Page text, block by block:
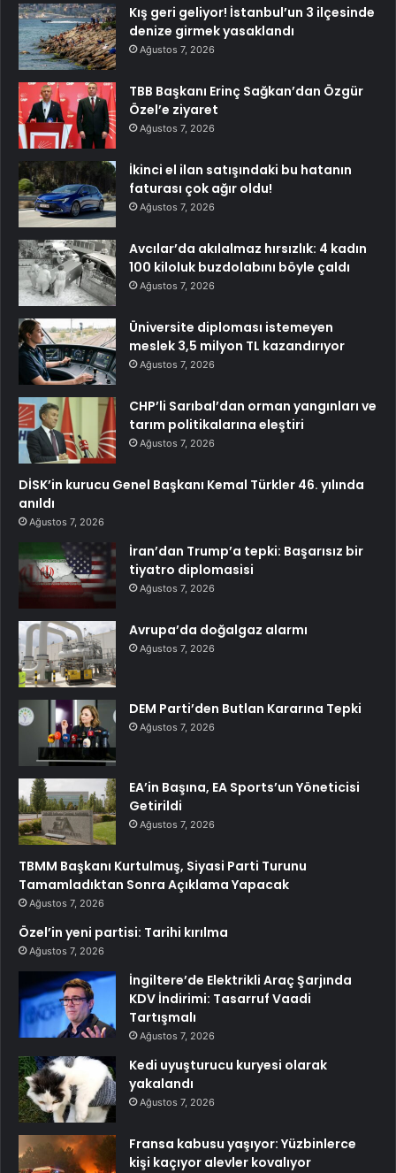
Kış geri geliyor! İstanbul’un 3 ilçesinde
denize girmek yasaklandı
Ağustos 7, 2026
TBB Başkanı Erinç Sağkan’dan Özgür
Özel’e ziyaret
Ağustos 7, 2026
İkinci el ilan satışındaki bu hatanın
faturası çok ağır oldu!
Ağustos 7, 2026
Avcılar’da akılalmaz hırsızlık: 4 kadın
100 kiloluk buzdolabını böyle çaldı
Ağustos 7, 2026
Üniversite diploması istemeyen
meslek 3,5 milyon TL kazandırıyor
Ağustos 7, 2026
CHP’li Sarıbal’dan orman yangınları ve
tarım politikalarına eleştiri
Ağustos 7, 2026
DİSK’in kurucu Genel Başkanı Kemal Türkler 46. yılında
anıldı
Ağustos 7, 2026
İran’dan Trump’a tepki: Başarısız bir
tiyatro diplomasisi
Ağustos 7, 2026
Avrupa’da doğalgaz alarmı
Ağustos 7, 2026
DEM Parti’den Butlan Kararına Tepki
Ağustos 7, 2026
EA’in Başına, EA Sports’un Yöneticisi
Getirildi
Ağustos 7, 2026
TBMM Başkanı Kurtulmuş, Siyasi Parti Turunu
Tamamladıktan Sonra Açıklama Yapacak
Ağustos 7, 2026
Özel’in yeni partisi: Tarihi kırılma
Ağustos 7, 2026
İngiltere’de Elektrikli Araç Şarjında
KDV İndirimi: Tasarruf Vaadi
Tartışmalı
Ağustos 7, 2026
Kedi uyuşturucu kuryesi olarak
yakalandı
Ağustos 7, 2026
Fransa kabusu yaşıyor: Yüzbinlerce
kişi kaçıyor alevler kovalıyor